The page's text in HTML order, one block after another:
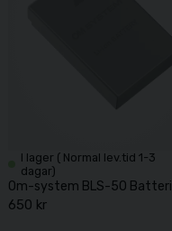
I lager ( Normal lev.tid 1-3
dagar)
Om-system BLS-50 Batteri
650 kr